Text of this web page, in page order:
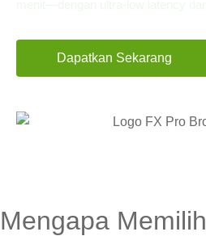
Dapatkan Sekarang
Mengapa Memilih